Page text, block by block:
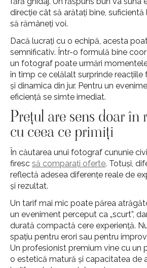
direcție cât să arătați bine,
să rămâneți voi.
Dacă lucrați cu o echipă, acesta
semnificativ. Într-o formulă bine
un fotograf poate urmări
în timp ce celălalt surprinde reacțiile
și dinamica din jur. Pentru un
eficiență se simte imediat.
Prețul are sens doar în
cu ceea ce primiți
În căutarea unui fotograf cununie
firesc să comparați oferte. Totuși,
reflectă adesea diferențe reale de
și rezultat.
Un tarif mai mic poate părea
un eveniment perceput ca „scurt”,
durată compactă cere experiență.
spațiu pentru erori sau pentru
Un profesionist premium vine cu un
o estetică matură și capacitatea de